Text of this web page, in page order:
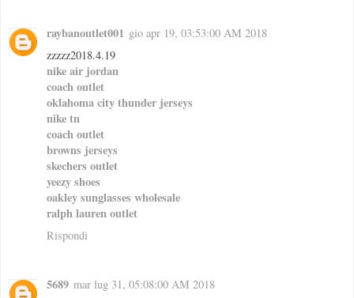
raybanoutlet001 gio apr 19, 03:53:00 AM 2018
zzzzz2018.4.19
nike air jordan
coach outlet
oklahoma city thunder jerseys
nike tn
coach outlet
browns jerseys
skechers outlet
yeezy shoes
oakley sunglasses wholesale
ralph lauren outlet
Rispondi
5689 mar lug 31, 05:08:00 AM 2018